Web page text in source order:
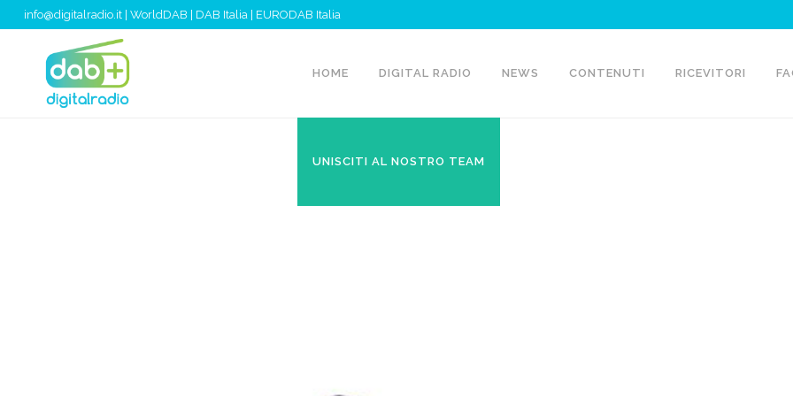
info@digitalradio.it WorldDAB DAB Italia EURODAB Italia
HOME DIGITAL RADIO NEWS CONTENUTI RICEVITORI
UNISCITI AL NOSTRO TEAM